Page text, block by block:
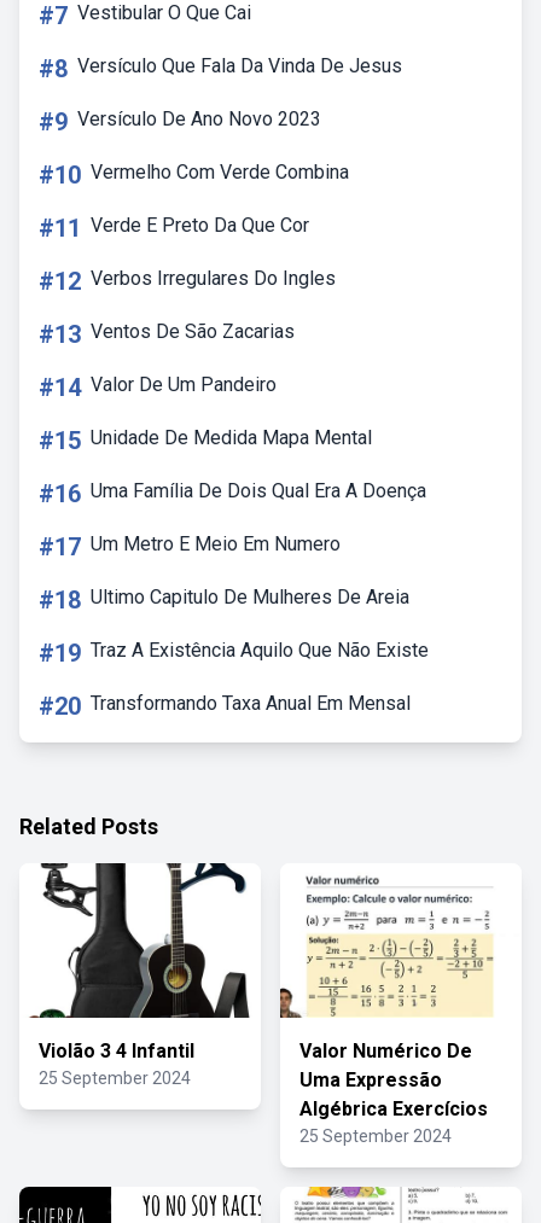
#7 Vestibular O Que Cai
#8 Versículo Que Fala Da Vinda De Jesus
#9 Versículo De Ano Novo 2023
#10 Vermelho Com Verde Combina
#11 Verde E Preto Da Que Cor
#12 Verbos Irregulares Do Ingles
#13 Ventos De São Zacarias
#14 Valor De Um Pandeiro
#15 Unidade De Medida Mapa Mental
#16 Uma Família De Dois Qual Era A Doença
#17 Um Metro E Meio Em Numero
#18 Ultimo Capitulo De Mulheres De Areia
#19 Traz A Existência Aquilo Que Não Existe
#20 Transformando Taxa Anual Em Mensal
Related Posts
Violão 3 4 Infantil
25 September 2024
Valor Numérico De
Uma Expressão
Algébrica Exercícios
25 September 2024